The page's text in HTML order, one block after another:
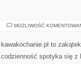
MOŻLIWOŚĆ
kawakochanie.pl to
codzienność spotyka się z